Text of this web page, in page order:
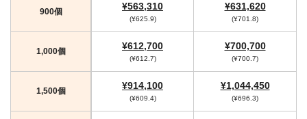
900個 ¥563,310
(¥625.9)
¥631,620
(¥701.8)
1,000個 ¥612,700
(¥612.7)
¥700,700
(¥700.7)
1,500個 ¥914,100
(¥609.4)
¥1,044,450
(¥696.3)